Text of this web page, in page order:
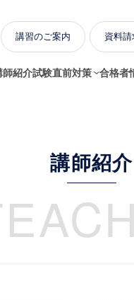
講習のご案内 資料請
師紹介試験直前対策 合格者
講師紹介